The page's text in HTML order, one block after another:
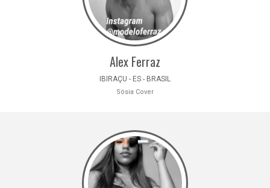
Alex Ferraz
IBIRAÇU - ES - BRASIL
Sósia Cover